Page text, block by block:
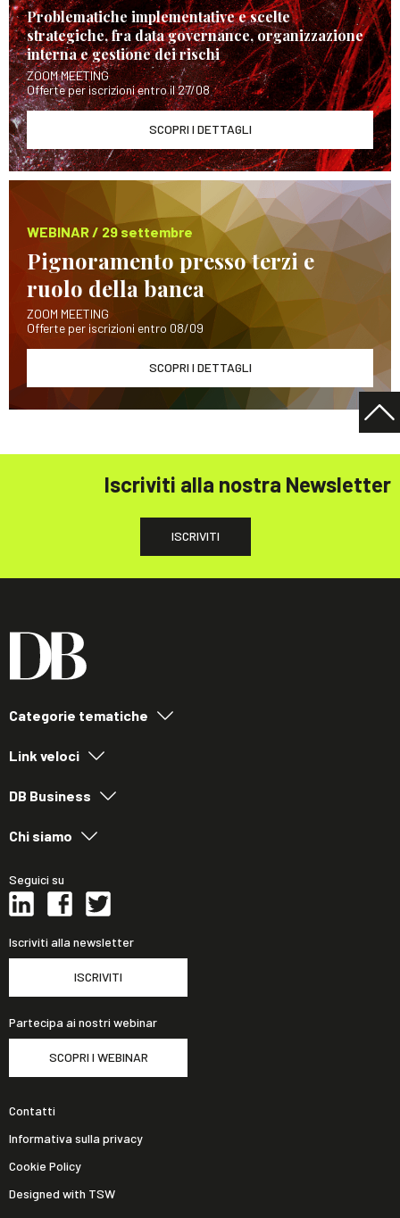
Problematiche implementative e scelte
strategiche, fra data governance, organizzazione
interna e gestione dei rischi
ZOOM MEETING
Offerte per iscrizioni entro il 27/08
SCOPRI I DETTAGLI
WEBINAR / 29 settembre
Pignoramento presso terzi e
ruolo della banca
ZOOM MEETING
Offerte per iscrizioni entro 08/09
SCOPRI I DETTAGLI
Iscriviti alla nostra Newsletter
ISCRIVITI
Categorie tematiche
Link veloci
DB Business
Chi siamo
Seguici su
Iscriviti alla newsletter
ISCRIVITI
Partecipa ai nostri webinar
SCOPRI I WEBINAR
Contatti
Informativa sulla privacy
Cookie Policy
Designed with TSW